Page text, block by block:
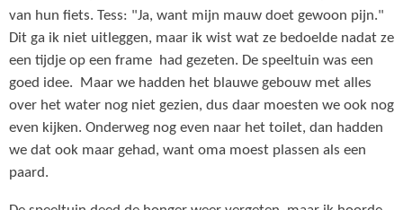
van hun fiets. Tess: "Ja, want mijn mauw doet gewoon pijn."
Dit ga ik niet uitleggen, maar ik wist wat ze bedoelde nadat ze
een tijdje op een frame had gezeten. De speeltuin was een
goed idee. Maar we hadden het blauwe gebouw met alles
over het water nog niet gezien, dus daar moesten we ook nog
even kijken. Onderweg nog even naar het toilet, dan hadden
we dat ook maar gehad, want oma moest plassen als een
paard.